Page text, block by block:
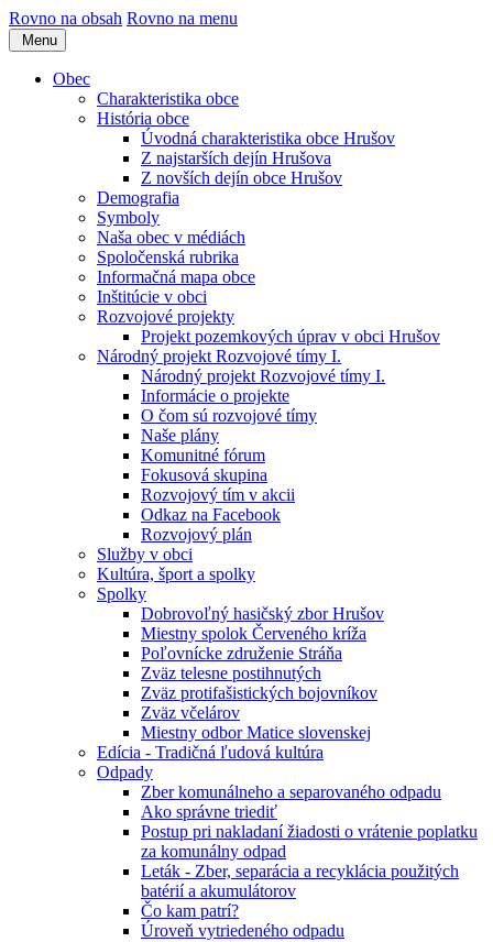
Rovno na obsah Rovno na menu
Menu
Obec
Charakteristika obce
História obce
Úvodná charakteristika obce Hrušov
Z najstarších dejín Hrušova
Z novších dejín obce Hrušov
Demografia
Symboly
Naša obec v médiách
Spoločenská rubrika
Informačná mapa obce
Inštitúcie v obci
Rozvojové projekty
Projekt pozemkových úprav v obci Hrušov
Národný projekt Rozvojové tímy I.
Národný projekt Rozvojové tímy I.
Informácie o projekte
O čom sú rozvojové tímy
Naše plány
Komunitné fórum
Fokusová skupina
Rozvojový tím v akcii
Odkaz na Facebook
Rozvojový plán
Služby v obci
Kultúra, šport a spolky
Spolky
Dobrovoľný hasičský zbor Hrušov
Miestny spolok Červeného kríža
Poľovnícke združenie Stráňa
Zväz telesne postihnutých
Zväz protifašistických bojovníkov
Zväz včelárov
Miestny odbor Matice slovenskej
Edícia - Tradičná ľudová kultúra
Odpady
Zber komunálneho a separovaného odpadu
Ako správne triediť
Postup pri nakladaní žiadosti o vrátenie poplatku
za komunálny odpad
Leták - Zber, separácia a recyklácia použitých
batérií a akumulátorov
Čo kam patrí?
Úroveň vytriedeného odpadu